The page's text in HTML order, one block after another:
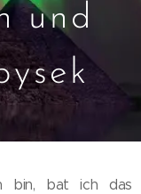
und
bin, bat ich das